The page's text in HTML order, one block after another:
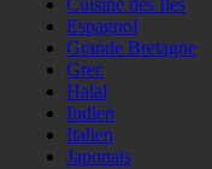
Cuisine des Iles
Espagnol
Grande Bretagne
Grec
Halal
Indien
Italien
Japonais